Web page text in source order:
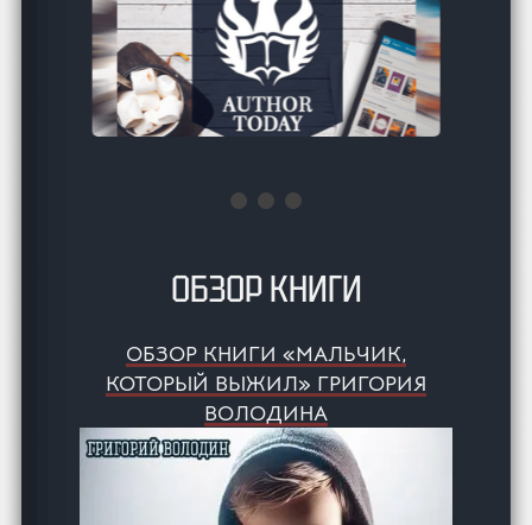
ОБЗОР КНИГИ
ОБЗОР КНИГИ «МАЛЬЧИК,
КОТОРЫЙ ВЫЖИЛ» ГРИГОРИЯ
ВОЛОДИНА